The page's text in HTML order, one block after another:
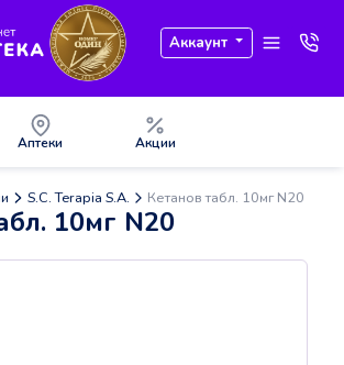
Аккаунт
Аптеки Акции
S.C. Terapia S.A. Кетанов табл. 10мг N20
10мг N20